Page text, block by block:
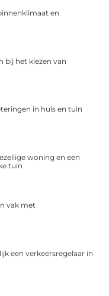
en
bij het kiezen van
in huis en tuin
woning en een
tuin
vak met
een verkeersregelaar in